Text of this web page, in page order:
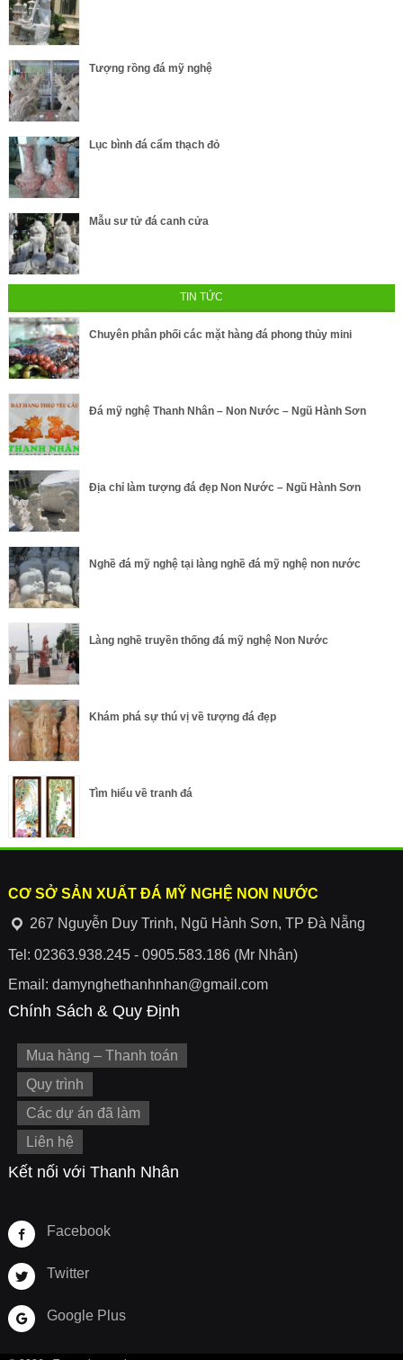
Tượng rồng đá mỹ nghệ
Lục bình đá cẩm thạch đỏ
Mẫu sư tử đá canh cửa
TIN TỨC
Chuyên phân phối các mặt hàng đá phong thủy mini
Đá mỹ nghệ Thanh Nhân – Non Nước – Ngũ Hành Sơn
Địa chỉ làm tượng đá đẹp Non Nước – Ngũ Hành Sơn
Nghề đá mỹ nghệ tại làng nghề đá mỹ nghệ non nước
Làng nghề truyền thống đá mỹ nghệ Non Nước
Khám phá sự thú vị về tượng đá đẹp
Tìm hiểu về tranh đá
CƠ SỞ SẢN XUẤT ĐÁ MỸ NGHỆ NON NƯỚC
267 Nguyễn Duy Trinh, Ngũ Hành Sơn, TP Đà Nẵng
Tel: 02363.938.245 - 0905.583.186 (Mr Nhân)
Email: damynghethanhnhan@gmail.com
Chính Sách & Quy Định
Mua hàng – Thanh toán
Quy trình
Các dự án đã làm
Liên hệ
Kết nối với Thanh Nhân
Facebook
Twitter
Google Plus